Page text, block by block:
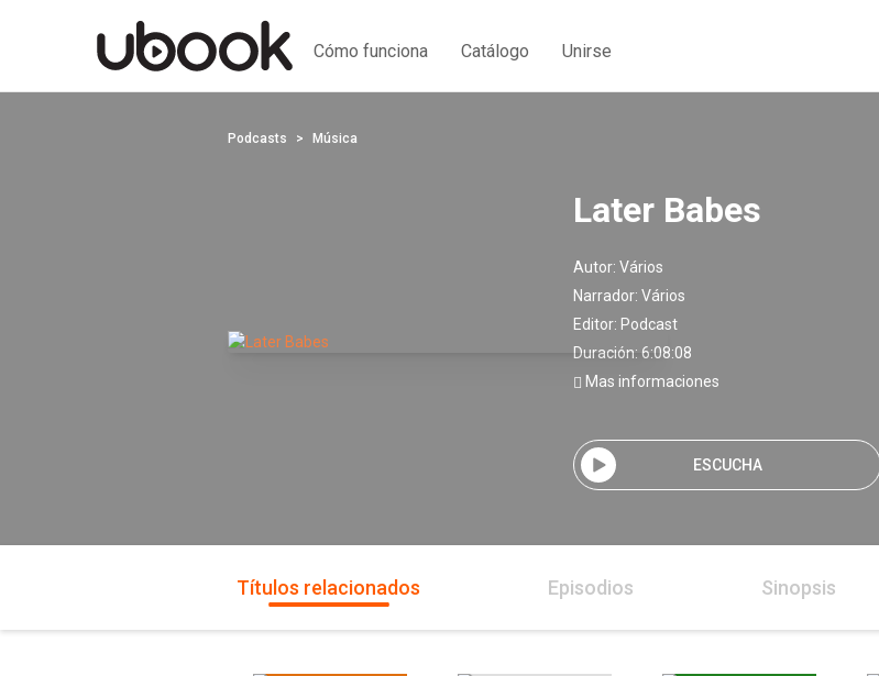
Cómo funciona Catálogo Unirse
Podcasts Música
Later Babes
Autor: Vários
Narrador: Vários
Editor: Podcast
Duración: 6:08:08
Mas informaciones
ESCUCHA
Títulos relacionados Episodios Sinopsis